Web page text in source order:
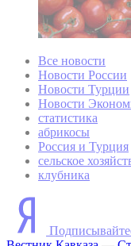
Все новости
Новости России
Новости Турции
Новости
статистика
абрикосы
Россия и Турция
сельское
клубника